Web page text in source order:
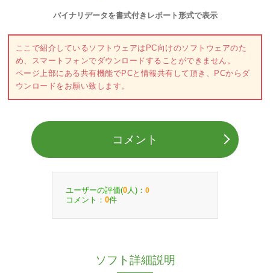
バイナリデータを書式付きレポート形式で表示
ここで紹介しているソフトウェアはPC向けのソフトウェアのた
め、スマートフォンでダウンロードすることができません。
ページ上部にある共有機能でPCと情報共有して頂き、PCからダ
ウンロードをお願い致します。
コメント
ユーザーの評価(0 人)： 0
コメント： 0件
ソフト詳細説明